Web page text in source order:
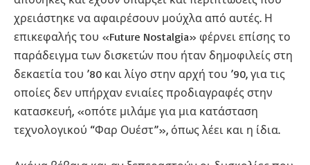
χρειάστηκε να αφαιρέσουν μούχλα από αυτές. Η
επικεφαλής του «Future Nostalgia» φέρνει επίσης το
παράδειγμα των δισκετών που ήταν δημοφιλείς στη
δεκαετία του ’80 και λίγο στην αρχή του ’90, για τις
οποίες δεν υπήρχαν ενιαίες προδιαγραφές στην
κατασκευή, «οπότε μιλάμε για μια κατάσταση
τεχνολογικού “Φαρ Ουέστ”», όπως λέει και η ίδια.